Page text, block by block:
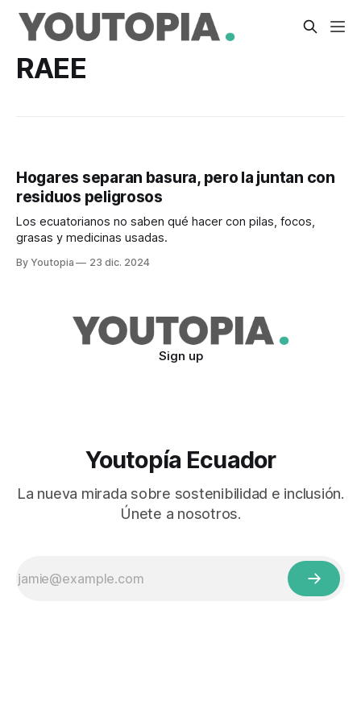
RAEE
Hogares separan basura, pero la juntan con
residuos peligrosos
Los ecuatorianos no saben qué hacer con pilas, focos,
grasas y medicinas usadas.
By Youtopia 23 dic. 2024
Sign up
Youtopía Ecuador
La nueva mirada sobre sostenibilidad e inclusión.
Únete a nosotros.